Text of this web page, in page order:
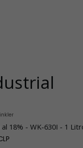
18% - WK-630I - 1